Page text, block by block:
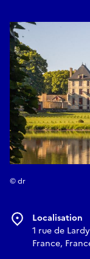
© dr
Localisation
1 rue de
France,